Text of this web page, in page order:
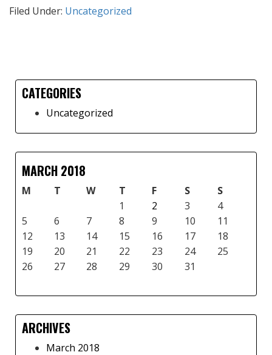
Filed Under: Uncategorized
Primary
Sidebar
CATEGORIES
Uncategorized
MARCH 2018
M T W T F S
S
1
2 3
4
5
6 7 8 9 10
11
12
13 14 15 16 17
18
19
20 21 22 23 24
25
26
27 28 29 30 31
ARCHIVES
March 2018